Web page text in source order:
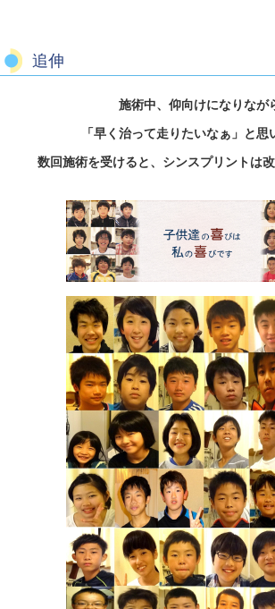
追伸
施術中、仰向けになりなが
「早く治って走りたいなぁ」と思
数回施術を受けると、シンスプリントは